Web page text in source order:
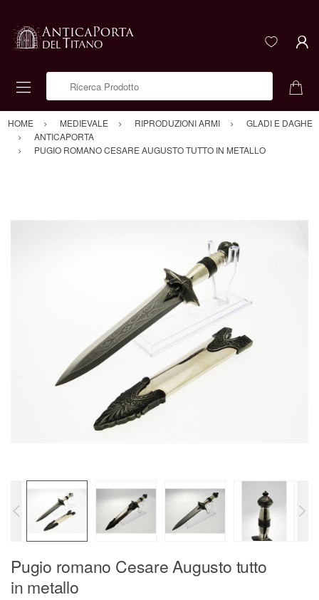
HOME MEDIEVALE RIPRODUZIONI ARMI
GLADI E DAGHE
ANTICAPORTA
PUGIO ROMANO CESARE AUGUSTO TUTTO IN METALLO
Pugio romano Cesare Augusto tutto
in metallo